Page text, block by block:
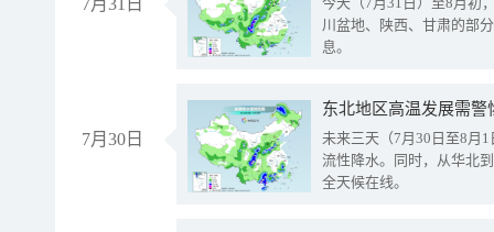
7月31日
川盆地、陕西、甘肃的部
息。
7月30日
东北地区高温发展需
未来三天（7月30日至8月
流性降水。同时，从华北
全天候在线。